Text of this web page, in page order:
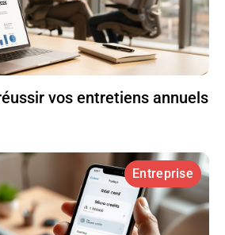
vos entretiens annuels
Entreprise